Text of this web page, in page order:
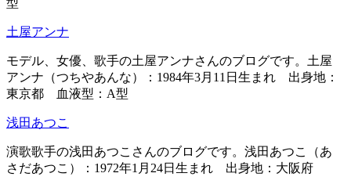
土屋アンナ
モデル、女優、歌手の土屋アンナさんのブログです。土屋
アンナ（つちやあんな）：1984年3月11日生まれ 出身地：
東京都 血液型：A型
浅田あつこ
演歌歌手の浅田あつこさんのブログです。浅田あつこ（あ
さだあつこ）：1972年1月24日生まれ 出身地：大阪府